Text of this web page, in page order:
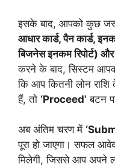
इसके बाद, आपको कुछ
आधार कार्ड, पैन कार्ड,
बिजनेस इनकम रिपोर्ट)
करने के बाद, सिस्टम
कि आप कितनी लोन राशि
हैं, तो ‘Proceed’ बटन
अब अंतिम चरण में
पूरा हो जाएगा। सफल
मिलेगी, जिससे आप अपने